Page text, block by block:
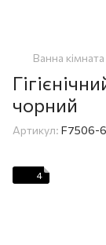
Ванна кімната
чорний
Артикул: F7506-6
4